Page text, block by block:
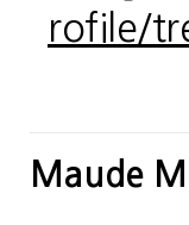
rofile/
Maude